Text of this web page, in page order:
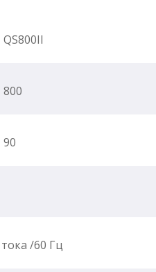
QS800II
800
90
/60 Гц